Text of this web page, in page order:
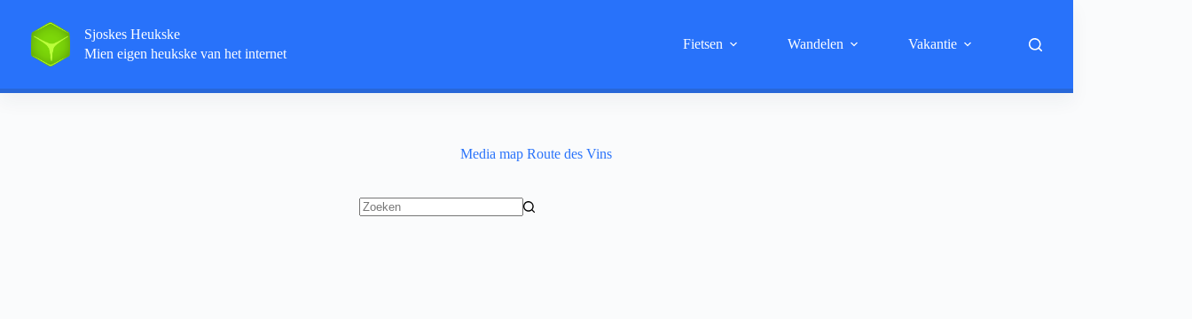
Sjoskes Heukske
Mien eigen heukske van het internet
Fietsen Wandelen Vakantie
Media map Route des Vins